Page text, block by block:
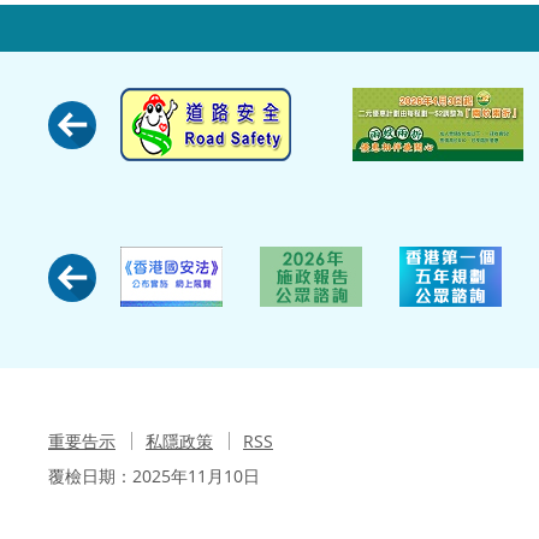
重要告示 私隱政策
RSS
覆檢日期： 2025年11月10日